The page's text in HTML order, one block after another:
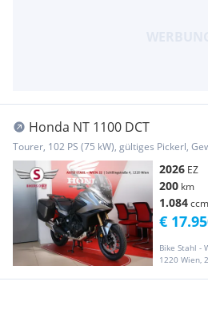
Honda NT 1100 DCT
Tourer, 102 PS (75 kW), gültiges Pickerl,
2026 EZ
200 km
1.084ccm
Bike Stahl -
1220 Wien,
€